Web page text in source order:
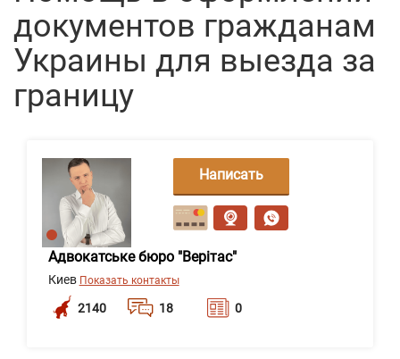
документов гражданам
Украины для выезда за
границу
Адвокатське бюро "Верітас"
Киев Показать контакты
2140 18 0
Написать
сообщение